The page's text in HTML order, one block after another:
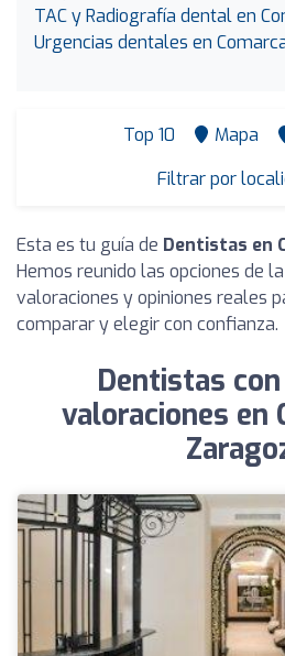
TAC y Radiografía dental en
Urgencias dentales en
Top 10 Mapa
Filtrar por
Esta es tu guía de Dentistas en
Hemos reunido las opciones de
valoraciones y opiniones reales
comparar y elegir con confianza.
Dentistas
valoraciones en